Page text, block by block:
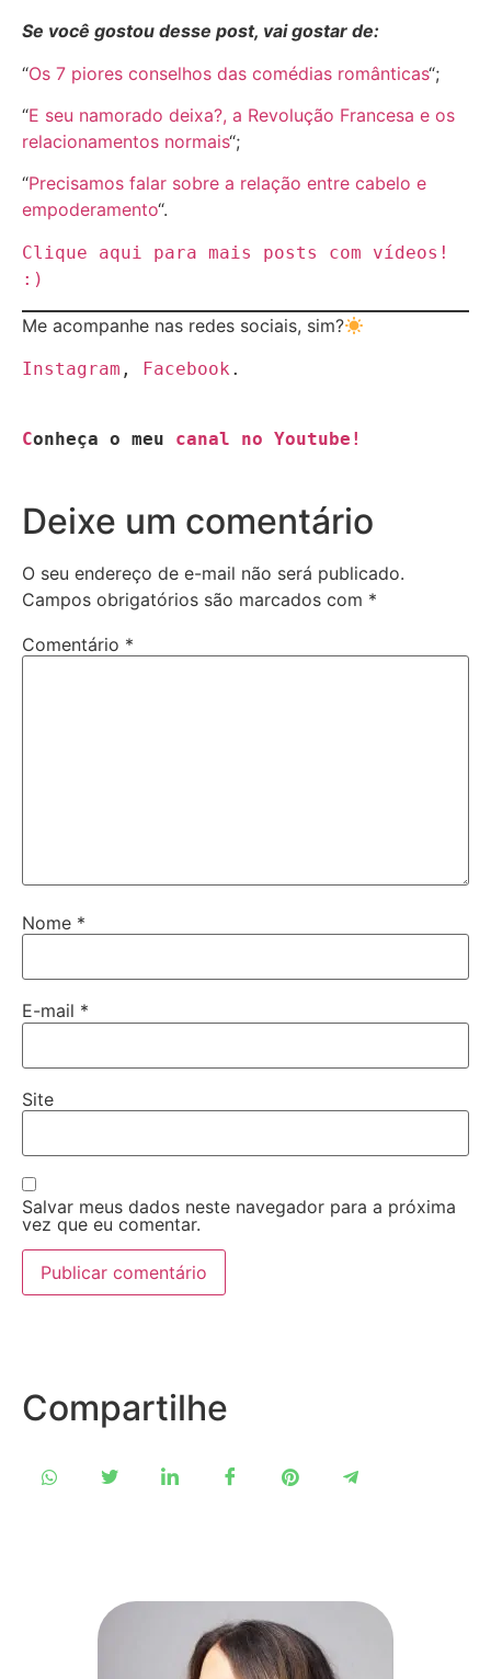
Se você gostou desse post, vai gostar de:
“Os 7 piores conselhos das comédias românticas“;
“E seu namorado deixa?, a Revolução Francesa e os
relacionamentos normais“;
“Precisamos falar sobre a relação entre cabelo e
empoderamento“.
Clique aqui para mais posts com vídeos!
:)
Me acompanhe nas redes sociais, sim?
Instagram , Facebook
Conheça o meu canal no Youtube!
Deixe um comentário
O seu endereço de e-mail não será publicado.
Campos obrigatórios são marcados com *
Comentário *
Nome *
E-mail *
Site
Salvar meus dados neste navegador para a próxima
vez que eu comentar.
Compartilhe